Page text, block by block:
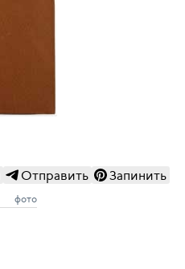
Отправить Запинить
фото